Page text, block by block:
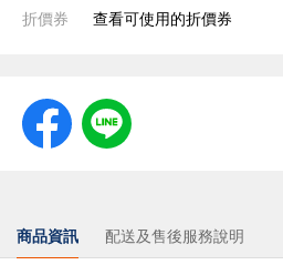
折價券 查看可使用的折價券
商品資訊 配送及售後服務說明